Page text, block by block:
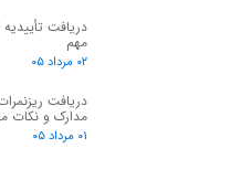
دریافت
مهم
۰۲ مرداد ۰۵
دریافت
مدارک و نکات
۰۱ مرداد ۰۵